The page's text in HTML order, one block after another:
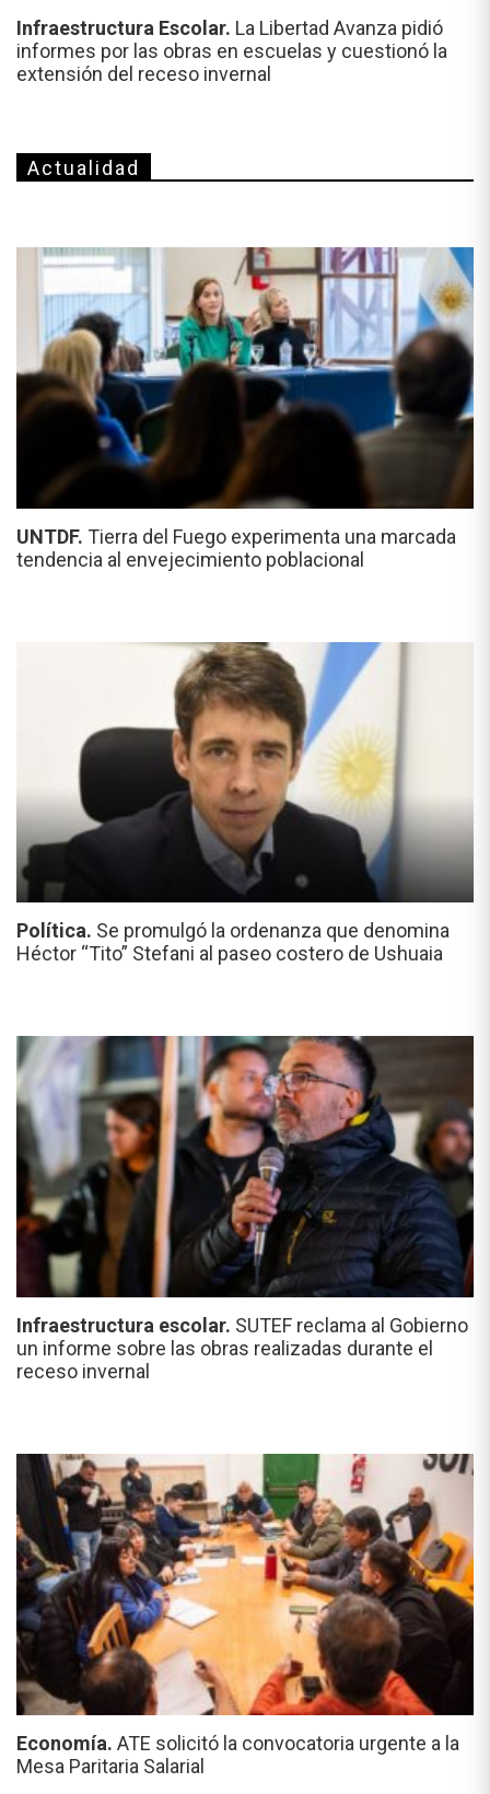
Infraestructura Escolar. La Libertad Avanza pidió
informes por las obras en escuelas y cuestionó la
extensión del receso invernal
Actualidad
UNTDF. Tierra del Fuego experimenta una marcada
tendencia al envejecimiento poblacional
Política. Se promulgó la ordenanza que denomina
Héctor “Tito” Stefani al paseo costero de Ushuaia
Infraestructura escolar. SUTEF reclama al Gobierno
un informe sobre las obras realizadas durante el
receso invernal
Economía. ATE solicitó la convocatoria urgente a la
Mesa Paritaria Salarial